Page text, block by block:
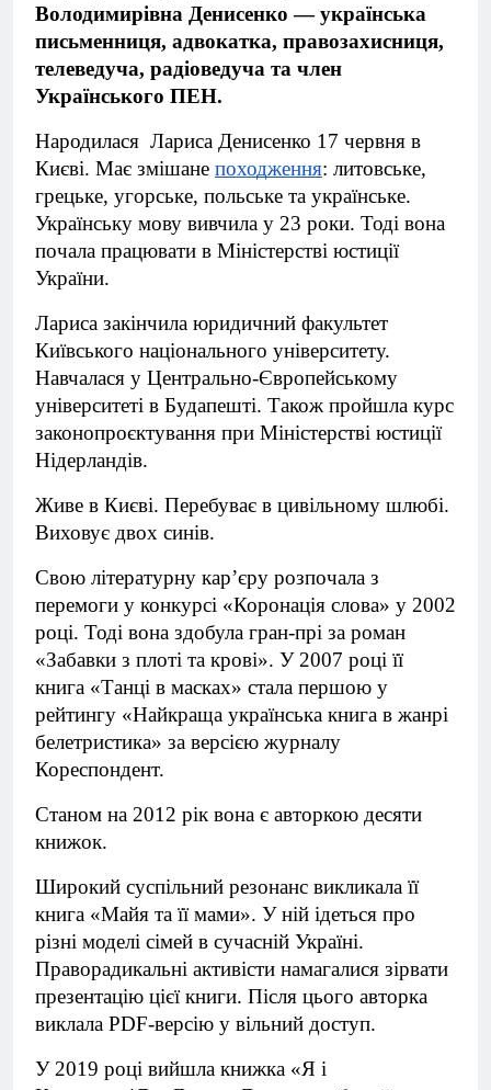
Володимирівна Денисенко — українська
письменниця, адвокатка, правозахисниця,
телеведуча, радіоведуча та член
Українського ПЕН.
Народилася Лариса Денисенко 17 червня в
Києві. Має змішане походження: литовське,
грецьке, угорське, польське та українське.
Українську мову вивчила у 23 роки. Тоді вона
почала працювати в Міністерстві юстиції
України.
Лариса закінчила юридичний факультет
Київського національного університету.
Навчалася у Центрально-Європейському
університеті в Будапешті. Також пройшла курс
законопроєктування при Міністерстві юстиції
Нідерландів.
Живе в Києві. Перебуває в цивільному шлюбі.
Виховує двох синів.
Свою літературну кар’єру розпочала з
перемоги у конкурсі «Коронація слова» у 2002
році. Тоді вона здобула гран-прі за роман
«Забавки з плоті та крові». У 2007 році її
книга «Танці в масках» стала першою у
рейтингу «Найкраща українська книга в жанрі
белетристика» за версією журналу
Кореспондент.
Станом на 2012 рік вона є авторкою десяти
книжок.
Широкий суспільний резонанс викликала її
книга «Майя та її мами». У ній ідеться про
різні моделі сімей в сучасній Україні.
Праворадикальні активісти намагалися зірвати
презентацію цієї книги. Після цього авторка
виклала PDF-версію у вільний доступ.
У 2019 році вийшла книжка «Я і